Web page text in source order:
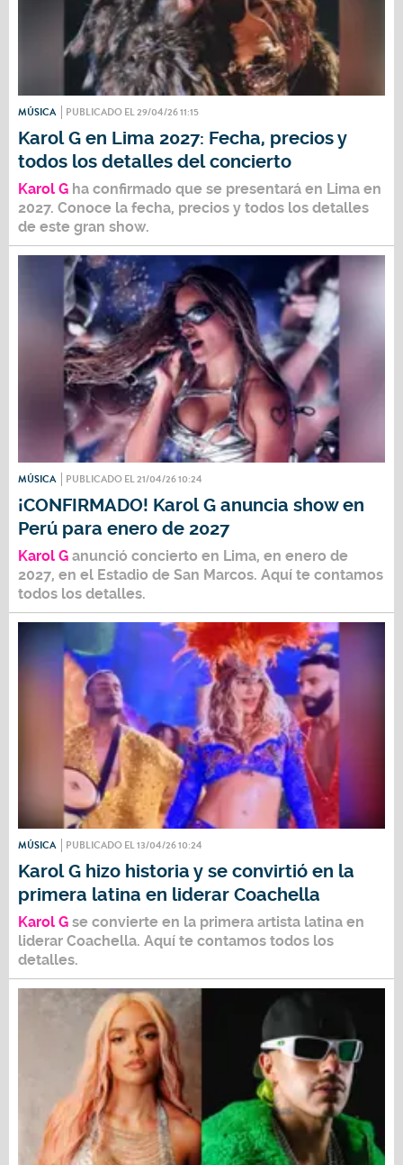
MÚSICA PUBLICADO EL 29/04/26 11:15
Karol G en Lima 2027: Fecha, precios y
todos los detalles del concierto
Karol G ha confirmado que se presentará en Lima en
2027. Conoce la fecha, precios y todos los detalles
de este gran show.
MÚSICA PUBLICADO EL 21/04/26 10:24
¡CONFIRMADO! Karol G anuncia show en
Perú para enero de 2027
Karol G anunció concierto en Lima, en enero de
2027, en el Estadio de San Marcos. Aquí te contamos
todos los detalles.
MÚSICA PUBLICADO EL 13/04/26 10:24
Karol G hizo historia y se convirtió en la
primera latina en liderar Coachella
Karol G se convierte en la primera artista latina en
liderar Coachella. Aquí te contamos todos los
detalles.